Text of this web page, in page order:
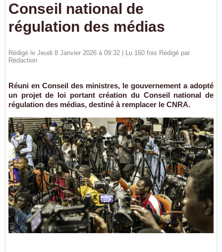
Conseil national de
régulation des médias
Rédigé le Jeudi 8 Janvier 2026 à 09:32 | Lu 160 fois Rédigé par
Rédaction
Réuni en Conseil des ministres, le gouvernement a adopté
un projet de loi portant création du Conseil national de
régulation des médias, destiné à remplacer le CNRA.